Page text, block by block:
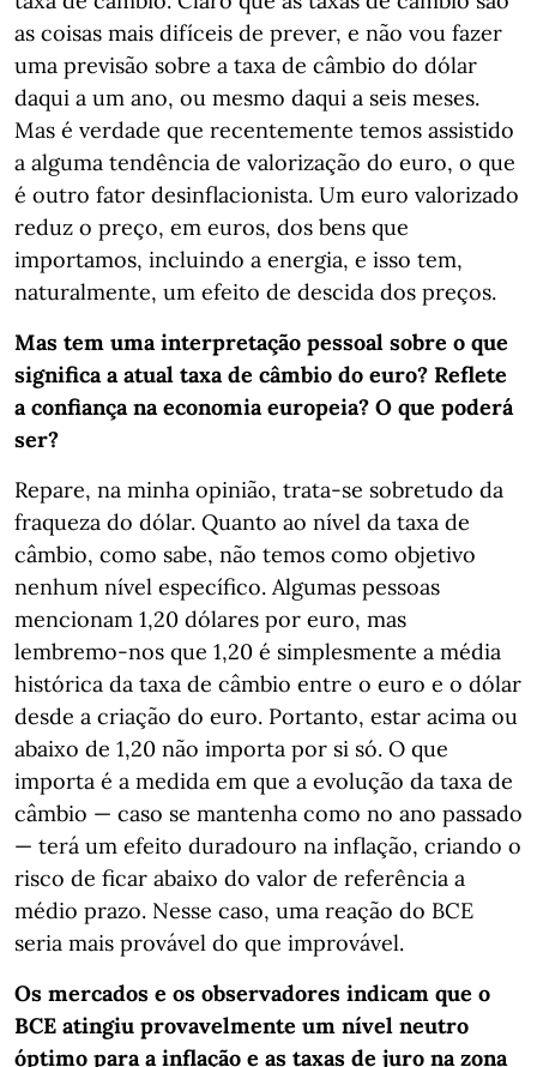
as coisas mais difíceis de prever, e não vou fazer
uma previsão sobre a taxa de câmbio do dólar
daqui a um ano, ou mesmo daqui a seis meses.
Mas é verdade que recentemente temos assistido
a alguma tendência de valorização do euro, o que
é outro fator desinflacionista. Um euro valorizado
reduz o preço, em euros, dos bens que
importamos, incluindo a energia, e isso tem,
naturalmente, um efeito de descida dos preços.
Mas tem uma interpretação pessoal sobre o que
significa a atual taxa de câmbio do euro? Reflete
a confiança na economia europeia? O que poderá
ser?
Repare, na minha opinião, trata-se sobretudo da
fraqueza do dólar. Quanto ao nível da taxa de
câmbio, como sabe, não temos como objetivo
nenhum nível específico. Algumas pessoas
mencionam 1,20 dólares por euro, mas
lembremo-nos que 1,20 é simplesmente a média
histórica da taxa de câmbio entre o euro e o dólar
desde a criação do euro. Portanto, estar acima ou
abaixo de 1,20 não importa por si só. O que
importa é a medida em que a evolução da taxa de
câmbio — caso se mantenha como no ano passado
— terá um efeito duradouro na inflação, criando o
risco de ficar abaixo do valor de referência a
médio prazo. Nesse caso, uma reação do BCE
seria mais provável do que improvável.
Os mercados e os observadores indicam que o
BCE atingiu provavelmente um nível neutro
óptimo para a inflação e as taxas de juro na zona